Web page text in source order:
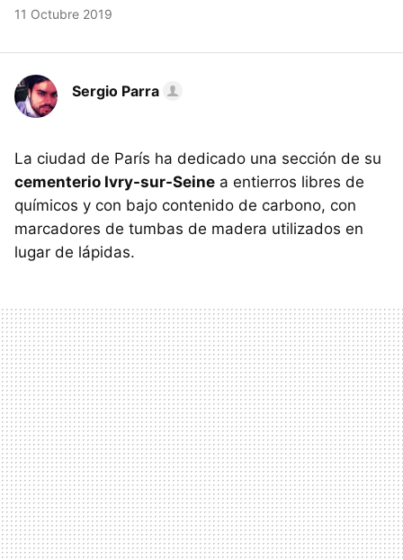
11 Octubre 2019
Sergio Parra
La ciudad de París ha dedicado una sección de su
cementerio Ivry-sur-Seine a entierros libres de
químicos y con bajo contenido de carbono, con
marcadores de tumbas de madera utilizados en
lugar de lápidas.